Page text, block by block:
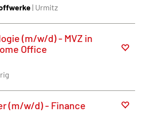
| Urmitz
(m/w/d) - MVZ in
Office
(m/w/d) - Finance